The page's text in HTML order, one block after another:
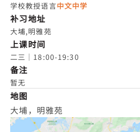
学校教授语言中文中学
补习地址
大埔,明雅苑
上课时间
二三｜18:00-19:30
备注
暂无
地图
大埔，明雅苑